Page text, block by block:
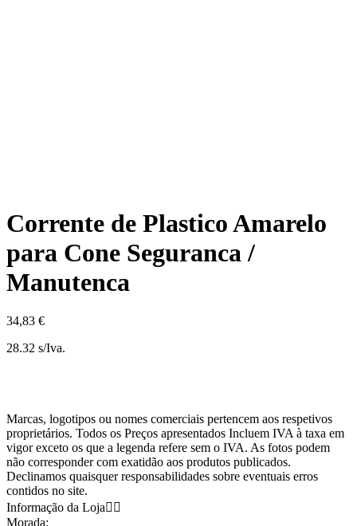
Corrente de Plastico Amarelo
para Cone Seguranca /
Manutenca
34,83 €
28.32 s/Iva.
Marcas, logotipos ou nomes comerciais pertencem aos respetivos
proprietários. Todos os Preços apresentados Incluem IVA à taxa em
vigor exceto os que a legenda refere sem o IVA. As fotos podem
não corresponder com exatidão aos produtos publicados.
Declinamos quaisquer responsabilidades sobre eventuais erros
contidos no site.
Informação da Loja 
Morada: